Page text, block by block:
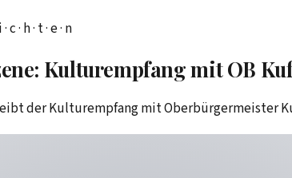
· c · h · t · e · n
Kulturempfang mit OB
der Kulturempfang mit Oberbürgermeister